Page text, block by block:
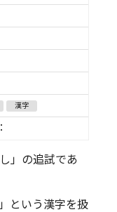
漢字
」の追試であ
という漢字を扱